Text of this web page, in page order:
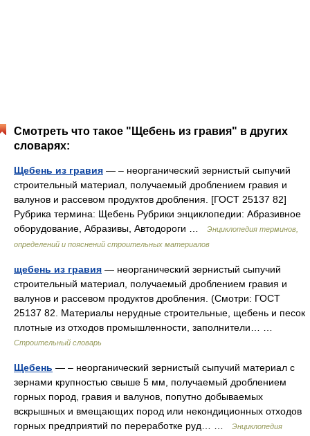
Смотреть что такое "Щебень из гравия" в других
словарях:
Щебень из гравия — – неорганический зернистый сыпучий
строительный материал, получаемый дроблением гравия и
валунов и рассевом продуктов дробления. [ГОСТ 25137 82]
Рубрика термина: Щебень Рубрики энциклопедии: Абразивное
оборудование, Абразивы, Автодороги …
Энциклопедия терминов,
определений и пояснений строительных материалов
щебень из гравия — неорганический зернистый сыпучий
строительный материал, получаемый дроблением гравия и
валунов и рассевом продуктов дробления. (Смотри: ГОСТ
25137 82. Материалы нерудные строительные, щебень и песок
плотные из отходов промышленности, заполнители… …
Строительный словарь
Щебень — – неорганический зернистый сыпучий материал с
зернами крупностью свыше 5 мм, получаемый дроблением
горных пород, гравия и валунов, попутно добываемых
вскрышных и вмещающих пород или некондиционных отходов
горных предприятий по переработке руд… …
Энциклопедия